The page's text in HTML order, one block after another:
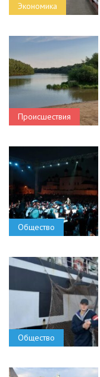
Экономика
Происшествия
Общество
Общество